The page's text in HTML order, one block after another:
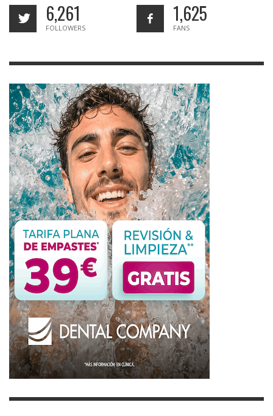
6,261
FOLLOWERS
1,625
FANS